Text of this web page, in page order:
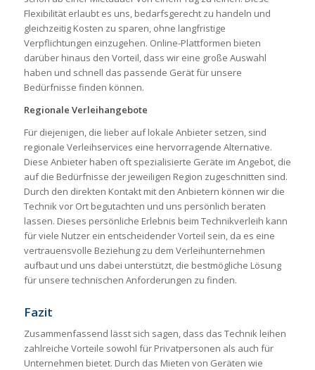
Flexibilität erlaubt es uns, bedarfsgerecht zu handeln und
gleichzeitig Kosten zu sparen, ohne langfristige
Verpflichtungen einzugehen. Online-Plattformen bieten
darüber hinaus den Vorteil, dass wir eine große Auswahl
haben und schnell das passende Gerät für unsere
Bedürfnisse finden können.
Regionale Verleihangebote
Für diejenigen, die lieber auf lokale Anbieter setzen, sind
regionale Verleihservices eine hervorragende Alternative.
Diese Anbieter haben oft spezialisierte Geräte im Angebot, die
auf die Bedürfnisse der jeweiligen Region zugeschnitten sind.
Durch den direkten Kontakt mit den Anbietern können wir die
Technik vor Ort begutachten und uns persönlich beraten
lassen. Dieses persönliche Erlebnis beim Technikverleih kann
für viele Nutzer ein entscheidender Vorteil sein, da es eine
vertrauensvolle Beziehung zu dem Verleihunternehmen
aufbaut und uns dabei unterstützt, die bestmögliche Lösung
für unsere technischen Anforderungen zu finden.
Fazit
Zusammenfassend lässt sich sagen, dass das Technik leihen
zahlreiche Vorteile sowohl für Privatpersonen als auch für
Unternehmen bietet. Durch das Mieten von Geräten wie